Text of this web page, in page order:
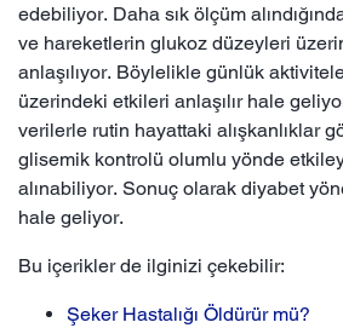
edebiliyor. Daha sık ölçüm
ve hareketlerin glukoz düzeyleri
anlaşılıyor. Böylelikle günlük
üzerindeki etkileri anlaşılır hale
verilerle rutin hayattaki alışkanlıklar
glisemik kontrolü olumlu yönde
alınabiliyor. Sonuç olarak diyabet
hale geliyor.
Bu içerikler de ilginizi çekebilir:
Şeker Hastalığı Öldürür mü?